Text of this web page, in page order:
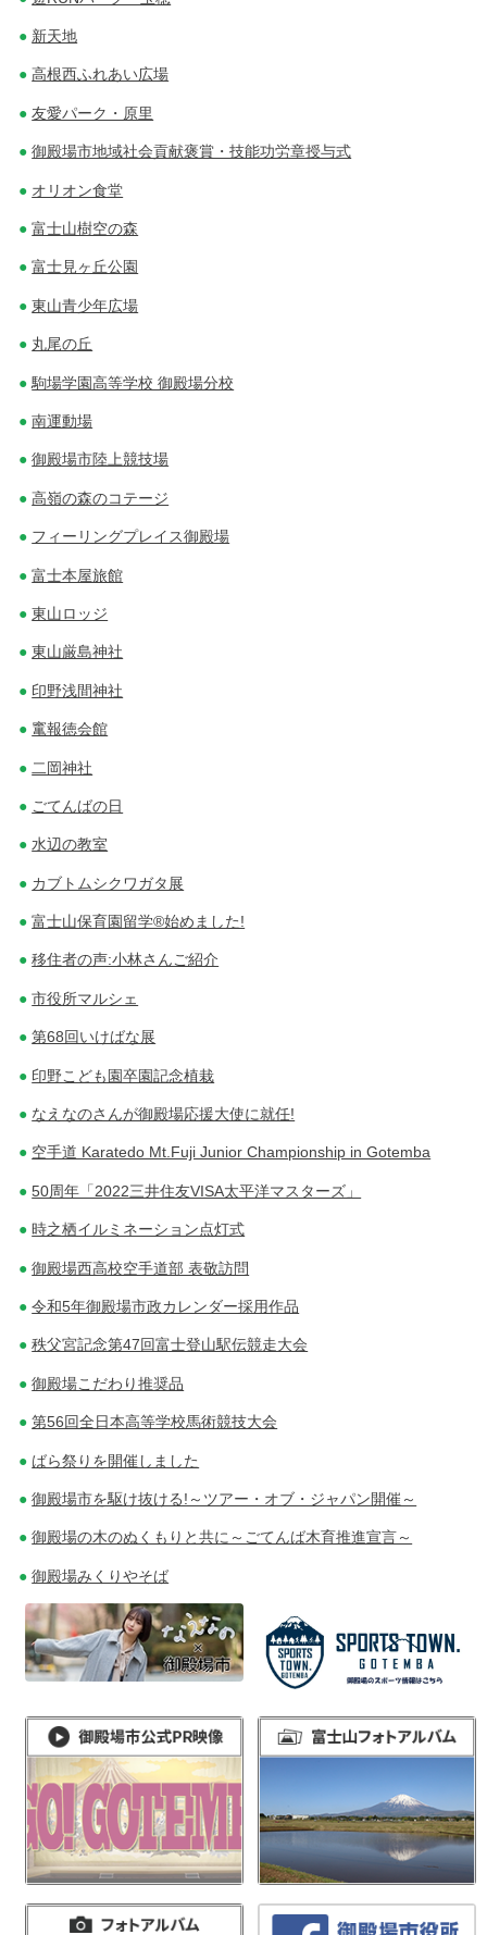
新天地
高根西ふれあい広場
友愛パーク・原里
御殿場市地域社会貢献褒賞・技能功労章授与式
オリオン食堂
富士山樹空の森
富士見ヶ丘公園
東山青少年広場
丸尾の丘
駒場学園高等学校 御殿場分校
南運動場
御殿場市陸上競技場
高嶺の森のコテージ
フィーリングプレイス御殿場
富士本屋旅館
東山ロッジ
東山厳島神社
印野浅間神社
竃報徳会館
二岡神社
ごてんばの日
水辺の教室
カブトムシクワガタ展
富士山保育園留学®始めました!
移住者の声:小林さんご紹介
市役所マルシェ
第68回いけばな展
印野こども園卒園記念植栽
なえなのさんが御殿場応援大使に就任!
空手道 Karatedo Mt.Fuji Junior Championship in Gotemba
50周年「2022三井住友VISA太平洋マスターズ」
時之栖イルミネーション点灯式
御殿場西高校空手道部 表敬訪問
令和5年御殿場市政カレンダー採用作品
秩父宮記念第47回富士登山駅伝競走大会
御殿場こだわり推奨品
第56回全日本高等学校馬術競技大会
ばら祭りを開催しました
御殿場市を駆け抜ける!～ツアー・オブ・ジャパン開催～
御殿場の木のぬくもりと共に～ごてんば木育推進宣言～
御殿場みくりやそば